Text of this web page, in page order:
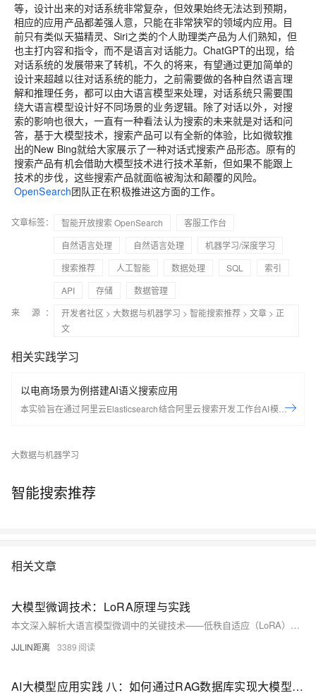
等，设计出来的对话系统非常复杂，但效果始终无法达到预期，
相应的应用产品都差强人意，只能在非常狭窄的领域内应用。目
前只有类似天猫精灵、Siri之类的个人助理类产品为人们熟知，但
也主打内容和指令，而不是语言对话能力。ChatGPT的出现，给
对话系统的发展带来了转机，不久的将来，有望通过更加简单的
设计来超越以往对话系统的能力，之前需要做的各种自然语言理
解和推理任务，都可以由大语言模型来处理，对话系统只需要围
绕大语言模型设计好不同场景的业务逻辑。除了对话以外，对搜
索的影响也很大，一直有一种看法认为搜索的未来就是对话和问
答，基于大模型技术，搜索产品可以有全新的体验，比如微软推
出的New Bing就给大家展示了一种对话式搜索产品形态。原有的
搜索产品有机会借助大模型技术进行技术革新，但如果不能跟上
技术的步伐，这些搜索产品就面临被淘汰和颠覆的风险。
OpenSearch团队正在积极推进这方面的工作。
文章标签： 智能开放搜索 OpenSearch
客服工作台
自然语言处理
自然语言处理
机器学习/深度学习
搜索推荐
人工智能 数据处理 SQL
索引
API
存储
数据管理
来 源：
开发者社区 > 大数据与机器学习 > 智能搜索推荐 > 文章 > 正
文
相关实践学习
以电商场景为例搭建AI语义搜索应用
本实验旨在通过阿里云Elasticsearch结合阿里云搜索开发工作台AI模型服
大数据与机器学习
智能搜索推荐
相关文章
大模型微调技术：LoRA原理与实践
本文深入解析大语言模型微调中的关键技术——低秩自适应（LoRA）。通过分析全参数微调的计算瓶颈，详细阐述LoRA的数学原理、实现机制和优势特点。文章包含完整的PyTorch实现代码、性能对比实验以及实际应用场景，为开发者提供高效微调大模型的实践指南。
JJLIN距离 3389
AI大模型应用实践 八：如何通过RAG数据库实现大模型的私有化定制与优化